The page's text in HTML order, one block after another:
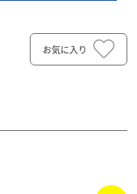
お気に入り